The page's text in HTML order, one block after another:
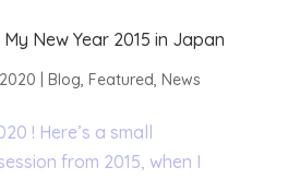
New Year 2015 in Japan
Blog, Featured, News
! Here’s a small
from 2015, when I